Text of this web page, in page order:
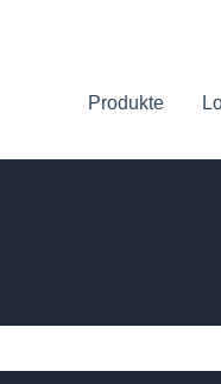
Produkte